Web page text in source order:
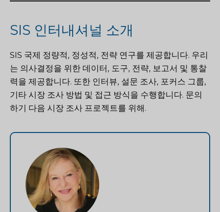
SIS 인터내셔널 소개
SIS 국제 정량적, 정성적, 전략 연구를 제공합니다. 우리
는 의사결정을 위한 데이터, 도구, 전략, 보고서 및 통찰
력을 제공합니다. 또한 인터뷰, 설문 조사, 포커스 그룹,
기타 시장 조사 방법 및 접근 방식을 수행합니다. 문의
하기 다음 시장 조사 프로젝트를 위해.